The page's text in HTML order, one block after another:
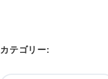
カテゴリー: